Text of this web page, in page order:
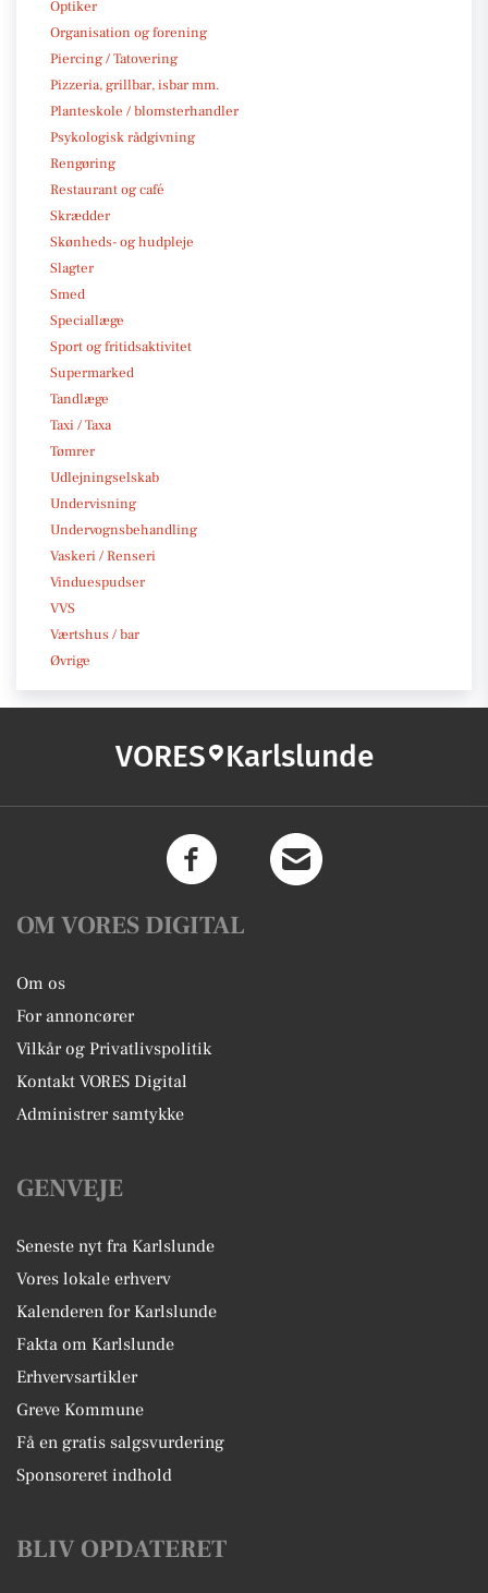
Optiker
Organisation og forening
Piercing / Tatovering
Pizzeria, grillbar, isbar mm.
Planteskole / blomsterhandler
Psykologisk rådgivning
Rengøring
Restaurant og café
Skrædder
Skønheds- og hudpleje
Slagter
Smed
Speciallæge
Sport og fritidsaktivitet
Supermarked
Tandlæge
Taxi / Taxa
Tømrer
Udlejningselskab
Undervisning
Undervognsbehandling
Vaskeri / Renseri
Vinduespudser
VVS
Værtshus / bar
Øvrige
VORES Karlslunde
OM VORES DIGITAL
Om os
For annoncører
Vilkår og Privatlivspolitik
Kontakt VORES Digital
Administrer samtykke
GENVEJE
Seneste nyt fra Karlslunde
Vores lokale erhverv
Kalenderen for Karlslunde
Fakta om Karlslunde
Erhvervsartikler
Greve Kommune
Få en gratis salgsvurdering
Sponsoreret indhold
BLIV OPDATERET